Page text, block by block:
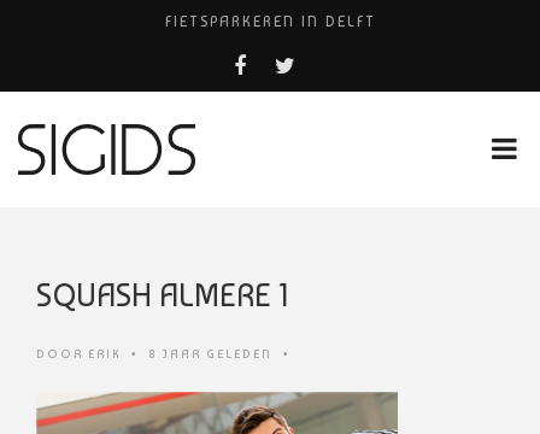
FIETSPARKEREN IN DELFT
FIETS KWIJT IN TILBURG?
USED PRODUCTS LEIDEN
SQUASH ALMERE 1
DOOR ERIK • 8 JAAR GELEDEN •